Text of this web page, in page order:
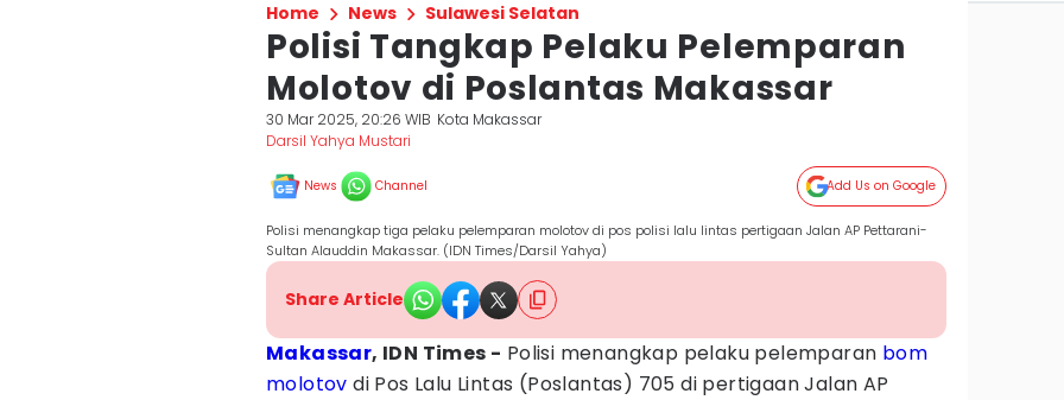
Home News Sulawesi Selatan
Polisi Tangkap Pelaku Pelemparan
Molotov di Poslantas Makassar
30 Mar 2025, 20:26 WIB Kota Makassar
Darsil Yahya Mustari
News Channel Add Us on Google
Polisi menangkap tiga pelaku pelemparan molotov di pos polisi lalu lintas pertigaan Jalan AP Pettarani-
Sultan Alauddin Makassar. (IDN Times/Darsil Yahya)
Share Article
Makassar, IDN Times - Polisi menangkap pelaku pelemparan bom
molotov di Pos Lalu Lintas (Poslantas) 705 di pertigaan Jalan AP